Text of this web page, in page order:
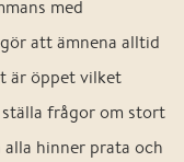
med
alltid
är öppet vilket
frågor om stort
hinner prata och